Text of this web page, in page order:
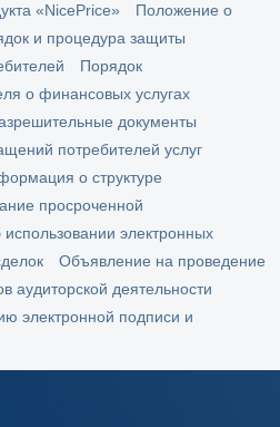
результатов расчётов
ВСЕ»
Примеры результатов
«NicePrice»
Положение о
и процедура защиты
Порядок
о финансовых услугах
документы
потребителей услуг
о структуре
просроченной
электронных
Объявление на проведение
аудиторской деятельности
электронной подписи и